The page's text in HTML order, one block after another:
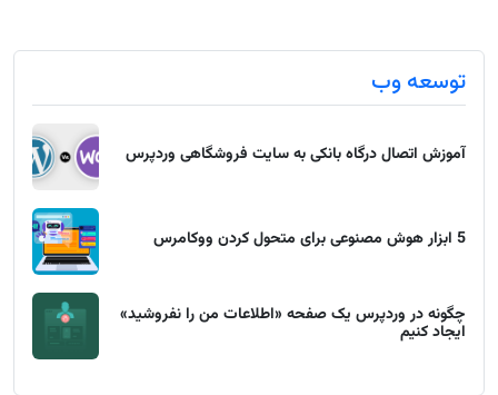
توسعه وب
آموزش اتصال درگاه بانکی به سایت فروشگاهی وردپرس
5 ابزار هوش مصنوعی برای متحول کردن ووکامرس
چگونه در وردپرس یک صفحه «اطلاعات من را نفروشید»
ایجاد کنیم